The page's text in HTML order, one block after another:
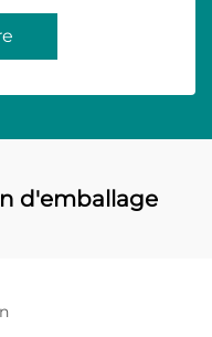
d'emballage